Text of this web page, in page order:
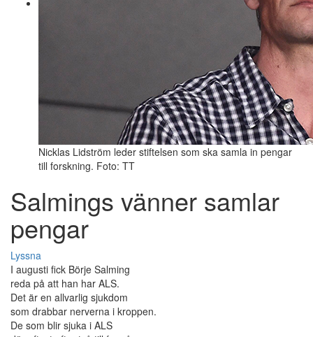
Nicklas Lidström leder stiftelsen som ska samla in pengar
till forskning. Foto: TT
Salmings vänner samlar
pengar
Lyssna
I augusti fick Börje Salming
reda på att han har ALS.
Det är en allvarlig sjukdom
som drabbar nerverna i kroppen.
De som blir sjuka i ALS